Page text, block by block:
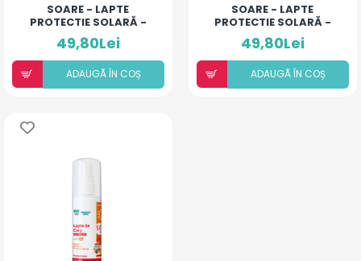
SOARE - LAPTE
PROTECTIE SOLARĂ -
SPF 25+
49,80Lei
ADAUGÃ ÎN COȘ
SOARE - LAPTE
PROTECTIE SOLARĂ -
SPF 25+ CU SCLIPICI
49,80Lei
ADAUGÃ ÎN COȘ